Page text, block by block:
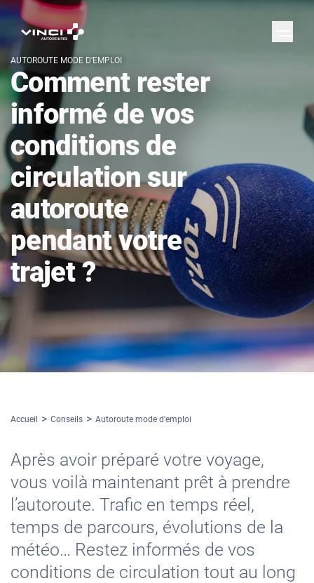
AUTOROUTE MODE D'EMPLOI
Comment rester
informé de vos
conditions de
circulation sur
autoroute
pendant votre
trajet ?
Accueil Conseils Autoroute mode d'emploi
Après avoir préparé votre voyage,
vous voilà maintenant prêt à prendre
l’autoroute. Trafic en temps réel,
temps de parcours, évolutions de la
météo… Restez informés de vos
conditions de circulation tout au long